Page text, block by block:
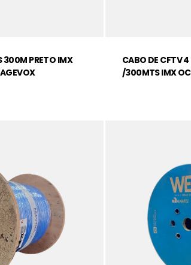
300M PRETO IMX
CABO DE CFTV
/300MTS IMX